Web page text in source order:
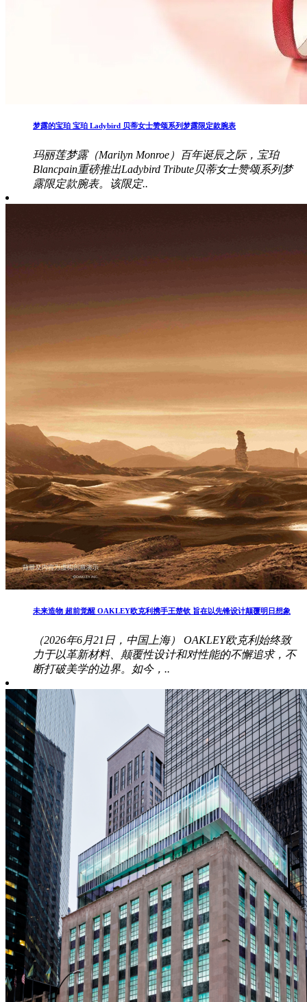
梦露的宝珀 宝珀 Ladybird 贝蒂女士赞颂系列梦露限定款腕表
玛丽莲梦露（Marilyn Monroe）百年诞辰之际，宝珀
Blancpain重磅推出Ladybird Tribute贝蒂女士赞颂系列梦
露限定款腕表。该限定..
未来造物 超前觉醒 OAKLEY欧克利携手王楚钦 旨在以先锋设计颠覆明日想象
（2026年6月21日，中国上海） OAKLEY欧克利始终致
力于以革新材料、颠覆性设计和对性能的不懈追求，不
断打破美学的边界。如今，..